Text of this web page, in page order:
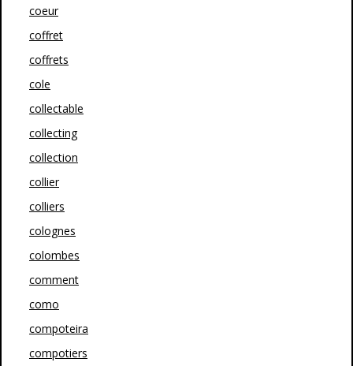
coeur
coffret
coffrets
cole
collectable
collecting
collection
collier
colliers
colognes
colombes
comment
como
compoteira
compotiers